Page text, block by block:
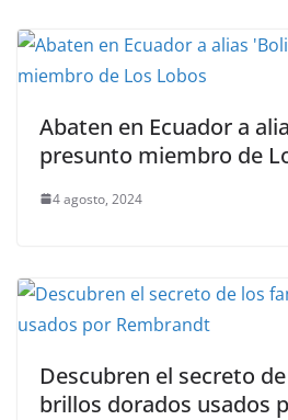
Abaten en Ecuador a
presunto miembro de
4 agosto, 2024
Descubren el secreto
brillos dorados usados